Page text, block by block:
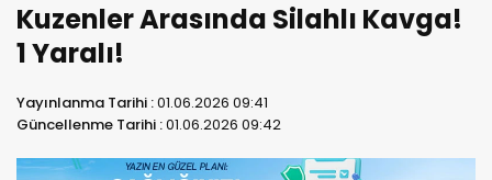
Kuzenler Arasında Silahlı Kavga!
1 Yaralı!
Yayınlanma Tarihi :01.06.2026 09:41
Güncellenme Tarihi :01.06.2026 09:42